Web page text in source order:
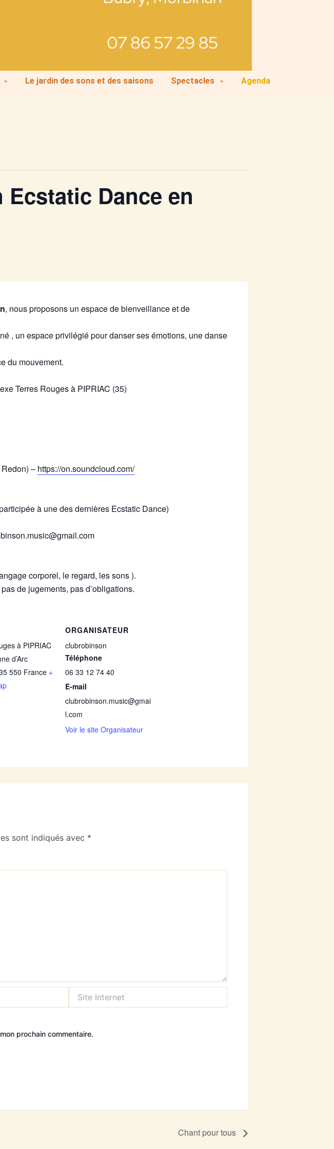
Le jardin des sons et des saisons Spectacles Agenda
Dance en
, nous proposons un espace de bienveillance et de
, un espace privilégié pour danser ses émotions, une danse
du mouvement.
Terres Rouges à PIPRIAC (35)
– https://on.soundcloud.com/
à une des dernières Ecstatic Dance)
corporel, le regard, les sons ).
de jugements, pas d’obligations.
à PIPRIAC
d’Arc
550 France +
ORGANISATEUR
clubrobinson
Téléphone
06 33 12 74 40
E-mail
clubrobinson.music@gmai
l.com
Voir le site Organisateur
sont indiqués avec *
Internet
prochain commentaire.
Chant pour tous